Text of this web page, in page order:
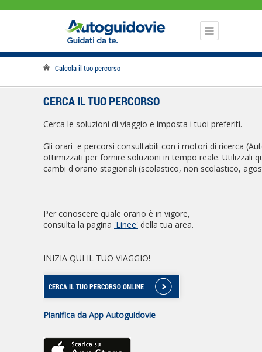
Calcola il tuo percorso
CERCA IL TUO PERCORSO
Cerca le soluzioni di viaggio e imposta i tuoi preferiti.
Gli orari e percorsi consultabili con i motori di ricerca
ottimizzati per fornire soluzioni in tempo reale. Utilizzali
cambi d'orario stagionali (scolastico, non scolastico,
Per conoscere quale orario è in vigore,
consulta la pagina 'Linee' della tua area.
INIZIA QUI IL TUO VIAGGIO!
CERCA IL TUO PERCORSO ONLINE
Pianifica da App Autoguidovie